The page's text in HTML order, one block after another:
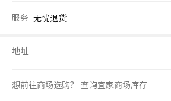
服务 无忧退货
地址
想前往商场选购？ 查询宜家商场库存